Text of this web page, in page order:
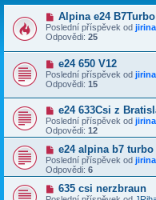
Alpina e24
Poslední příspěvek od jirina
Odpovědi: 25
e24 650 V12
Poslední příspěvek od jirina
Odpovědi: 15
e24 633Csi z
Poslední příspěvek od jirina
Odpovědi: 12
e24 alpina b7 turbo
Poslední příspěvek od jirina
Odpovědi: 6
635 csi nerzbraun